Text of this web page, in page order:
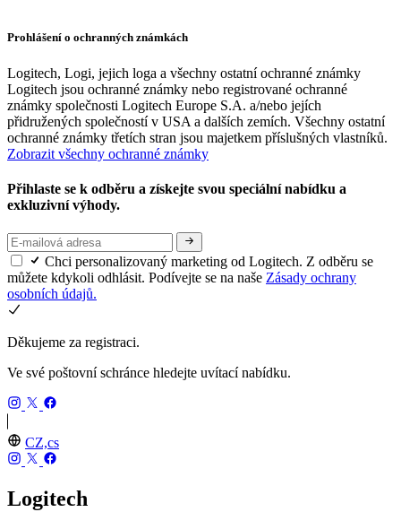
Prohlášení o ochranných známkách
Logitech, Logi, jejich loga a všechny ostatní ochranné známky
Logitech jsou ochranné známky nebo registrované ochranné
známky společnosti Logitech Europe S.A. a/nebo jejích
přidružených společností v USA a dalších zemích. Všechny ostatní
ochranné známky třetích stran jsou majetkem příslušných vlastníků.
Zobrazit všechny ochranné známky
Přihlaste se k odběru a získejte svou speciální nabídku a
exkluzivní výhody.
Chci personalizovaný marketing od Logitech. Z odběru se
můžete kdykoli odhlásit. Podívejte se na naše Zásady ochrany
osobních údajů.
Děkujeme za registraci.
Ve své poštovní schránce hledejte uvítací nabídku.
CZ,cs
Logitech